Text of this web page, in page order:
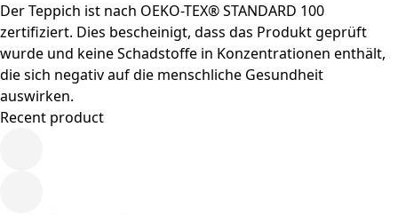
Der Teppich ist nach OEKO-TEX® STANDARD 100
zertifiziert. Dies bescheinigt, dass das Produkt geprüft
wurde und keine Schadstoffe in Konzentrationen enthält,
die sich negativ auf die menschliche Gesundheit
auswirken.
Recent product